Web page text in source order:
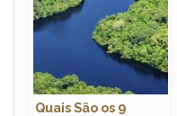
Quais São os 9